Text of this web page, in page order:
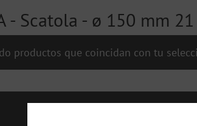
- Scatola - ø 150 mm
productos que coincidan con tu